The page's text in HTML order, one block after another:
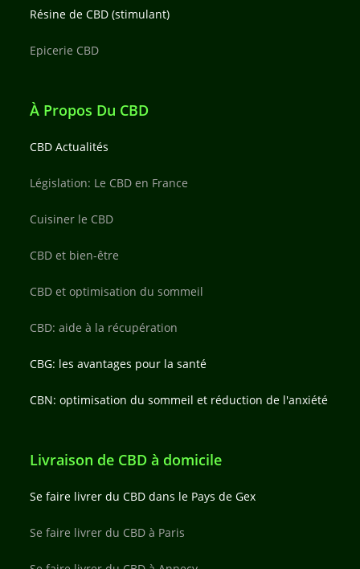
Résine de CBD (stimulant)
Epicerie CBD
À Propos Du CBD
CBD Actualités
Législation: Le CBD en France
Cuisiner le CBD
CBD et bien-être
CBD et optimisation du sommeil
CBD: aide à la récupération
CBG: les avantages pour la santé
CBN: optimisation du sommeil et réduction de l'anxiété
Livraison de CBD à domicile
Se faire livrer du CBD dans le Pays de Gex
Se faire livrer du CBD à Paris